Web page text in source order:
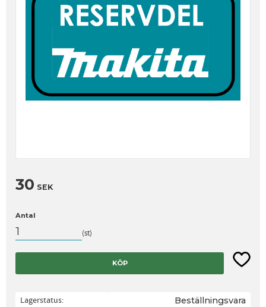
30 SEK
Antal
st
KÖP Lägg
Lagerstatus Beställningsvara